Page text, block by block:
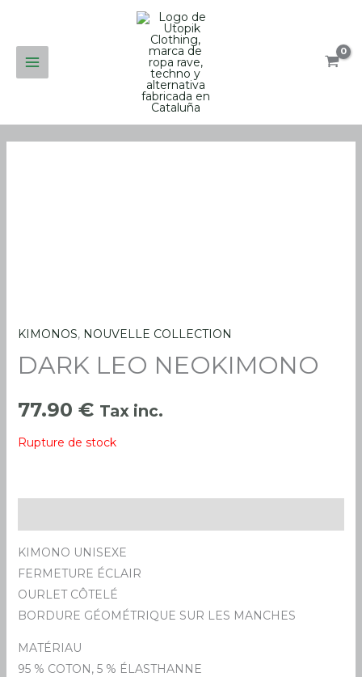
contenu
KIMONOS, NOUVELLE COLLECTION
DARK LEO NEOKIMONO
77.90 € Tax inc.
Rupture de stock
KIMONO UNISEXE
FERMETURE ÉCLAIR
OURLET CÔTELÉ
BORDURE GÉOMÉTRIQUE SUR LES MANCHES
MATÉRIAU
95 % COTON, 5 % ÉLASTHANNE